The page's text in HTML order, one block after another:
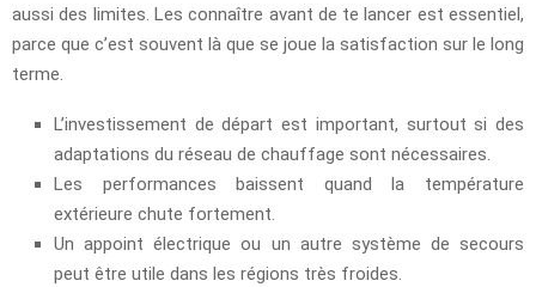
aussi des limites. Les connaître avant de te lancer est essentiel,
parce que c’est souvent là que se joue la satisfaction sur le long
terme.
L’investissement de départ est important, surtout si des
adaptations du réseau de chauffage sont nécessaires.
Les performances baissent quand la température
extérieure chute fortement.
Un appoint électrique ou un autre système de secours
peut être utile dans les régions très froides.